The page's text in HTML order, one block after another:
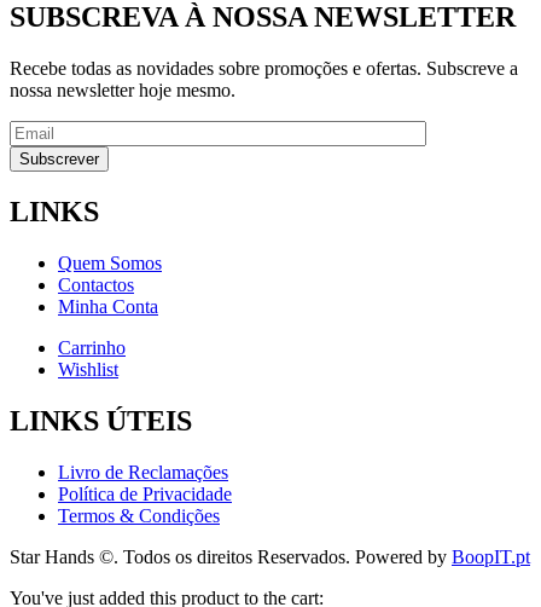
SUBSCREVA À NOSSA NEWSLETTER
Recebe todas as novidades sobre promoções e ofertas. Subscreve a
nossa newsletter hoje mesmo.
LINKS
Quem Somos
Contactos
Minha Conta
Carrinho
Wishlist
LINKS ÚTEIS
Livro de Reclamações
Política de Privacidade
Termos & Condições
Star Hands ©. Todos os direitos Reservados. Powered by BoopIT.pt
You've just added this product to the cart: